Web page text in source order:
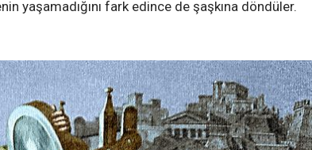
yaşamadığını fark edince de şaşkına döndüler.